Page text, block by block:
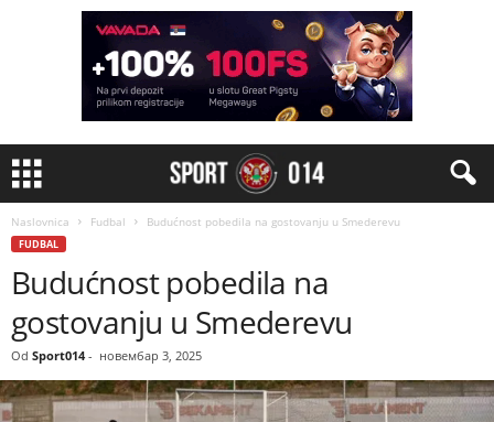
Naslovnica Fudbal Budućnost pobedila na gostovanju u Smederevu
FUDBAL
Budućnost pobedila na
gostovanju u Smederevu
Od Sport014- новембар 3, 2025